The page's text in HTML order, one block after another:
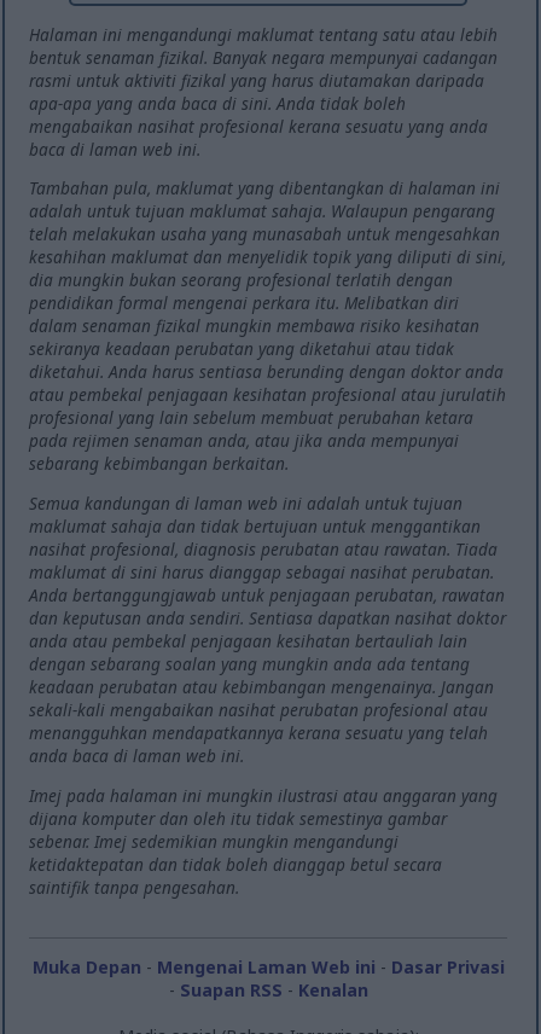
Halaman ini mengandungi maklumat tentang satu atau lebih
bentuk senaman fizikal. Banyak negara mempunyai cadangan
rasmi untuk aktiviti fizikal yang harus diutamakan daripada
apa-apa yang anda baca di sini. Anda tidak boleh
mengabaikan nasihat profesional kerana sesuatu yang anda
baca di laman web ini.
Tambahan pula, maklumat yang dibentangkan di halaman ini
adalah untuk tujuan maklumat sahaja. Walaupun pengarang
telah melakukan usaha yang munasabah untuk mengesahkan
kesahihan maklumat dan menyelidik topik yang diliputi di sini,
dia mungkin bukan seorang profesional terlatih dengan
pendidikan formal mengenai perkara itu. Melibatkan diri
dalam senaman fizikal mungkin membawa risiko kesihatan
sekiranya keadaan perubatan yang diketahui atau tidak
diketahui. Anda harus sentiasa berunding dengan doktor anda
atau pembekal penjagaan kesihatan profesional atau jurulatih
profesional yang lain sebelum membuat perubahan ketara
pada rejimen senaman anda, atau jika anda mempunyai
sebarang kebimbangan berkaitan.
Semua kandungan di laman web ini adalah untuk tujuan
maklumat sahaja dan tidak bertujuan untuk menggantikan
nasihat profesional, diagnosis perubatan atau rawatan. Tiada
maklumat di sini harus dianggap sebagai nasihat perubatan.
Anda bertanggungjawab untuk penjagaan perubatan, rawatan
dan keputusan anda sendiri. Sentiasa dapatkan nasihat doktor
anda atau pembekal penjagaan kesihatan bertauliah lain
dengan sebarang soalan yang mungkin anda ada tentang
keadaan perubatan atau kebimbangan mengenainya. Jangan
sekali-kali mengabaikan nasihat perubatan profesional atau
menangguhkan mendapatkannya kerana sesuatu yang telah
anda baca di laman web ini.
Imej pada halaman ini mungkin ilustrasi atau anggaran yang
dijana komputer dan oleh itu tidak semestinya gambar
sebenar. Imej sedemikian mungkin mengandungi
ketidaktepatan dan tidak boleh dianggap betul secara
saintifik tanpa pengesahan.
Muka Depan - Mengenai Laman Web ini - Dasar Privasi
- Suapan RSS - Kenalan